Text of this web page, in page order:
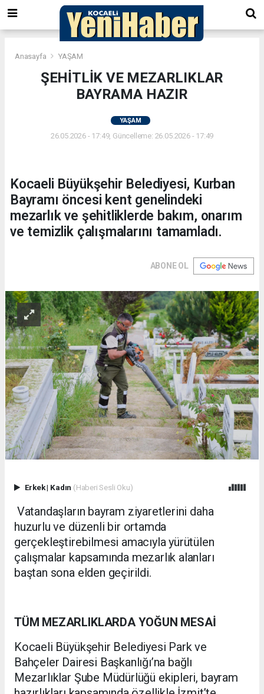
Anasayfa YAŞAM
ŞEHİTLİK VE MEZARLIKLAR
BAYRAMA HAZIR
YAŞAM
26.05.2026 - 17:49, Güncelleme: 26.05.2026 - 17:49
Kocaeli Büyükşehir Belediyesi, Kurban
Bayramı öncesi kent genelindeki
mezarlık ve şehitliklerde bakım, onarım
ve temizlik çalışmalarını tamamladı.
ABONE OL
Erkek| Kadın (Haberi Sesli Oku)
Vatandaşların bayram ziyaretlerini daha
huzurlu ve düzenli bir ortamda
gerçekleştirebilmesi amacıyla yürütülen
çalışmalar kapsamında mezarlık alanları
baştan sona elden geçirildi.
TÜM MEZARLIKLARDA YOĞUN MESAİ
Kocaeli Büyükşehir Belediyesi Park ve
Bahçeler Dairesi Başkanlığı’na bağlı
Mezarlıklar Şube Müdürlüğü ekipleri, bayram